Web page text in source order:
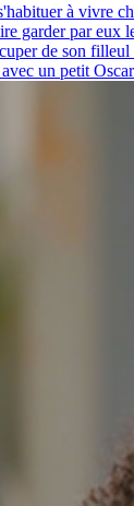
à vivre
garder par eux
de son
un petit